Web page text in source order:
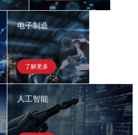
电子制造
了解更多
人工智能